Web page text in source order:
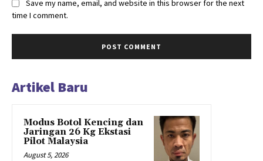
Save my name, email, and website in this browser for the next
time I comment.
Artikel Baru
Modus Botol Kencing dan
Jaringan 26 Kg Ekstasi
Pilot Malaysia
August 5, 2026